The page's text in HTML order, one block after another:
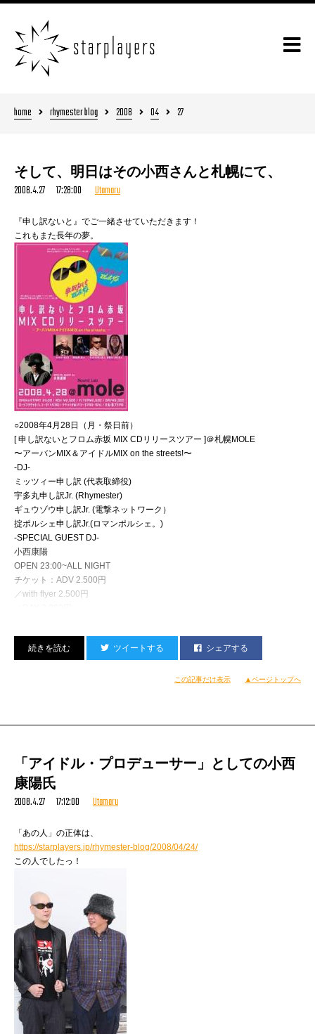
home rhymester blog 2008 04 27
そして、明日はその小西さんと札幌にて、
2008.4.27 17:28:00 Utamaru
『申し訳ないと』でご一緒させていただきます！
これもまた長年の夢。
○2008年4月28日（月・祭日前）
[ 申し訳ないとフロム赤坂 MIX CDリリースツアー ]＠札幌MOLE
〜アーバンMIX＆アイドルMIX on the streets!〜
-DJ-
ミッツィー申し訳 (代表取締役)
宇多丸申し訳Jr. (Rhymester)
ギュウゾウ申し訳Jr. (電撃ネットワーク）
掟ポルシェ申し訳Jr.(ロマンポルシェ。)
-SPECIAL GUEST DJ-
小西康陽
OPEN 23:00~ALL NIGHT
チケット：ADV 2.500円
／with flyer 2.500円
[http://www.mole-sapporo.jp/]
札幌市中央区南３条西２丁目ニコービルB1F
即売→サイン→握手会も決定！
（バッチやFREE HUGなどの特典付き、
５千円以上お買い上げの方には副音声ＣＤも！）
＊「ぼくは散歩と雑学が好きだった。
小西康陽のコラム1993-2008」
ツイートする シェアする
この記事だけ表示 ▲ページトップへ
「アイドル・プロデューサー」としての小西
康陽氏
2008.4.27 17:12:00 Utamaru
「あの人」の正体は、
https://starplayers.jp/rhymester-blog/2008/04/24/
この人でしたっ！